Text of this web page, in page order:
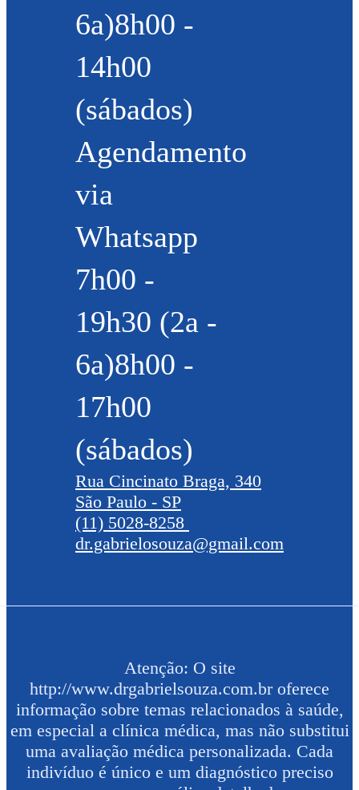
6a)8h00 -
14h00
(sábados)
Agendamento
via
Whatsapp
7h00 -
19h30 (2a -
6a)8h00 -
17h00
(sábados)
Rua Cincinato Braga, 340
São Paulo - SP
(11) 5028-8258
dr.gabrielosouza@gmail.com
Atenção: O site
http://www.drgabrielsouza.com.br oferece
informação sobre temas relacionados à saúde,
em especial a clínica médica, mas não substitui
uma avaliação médica personalizada. Cada
indivíduo é único e um diagnóstico preciso